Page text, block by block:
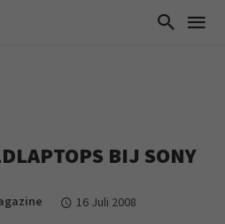
BIJ SONY
16 Juli 2008